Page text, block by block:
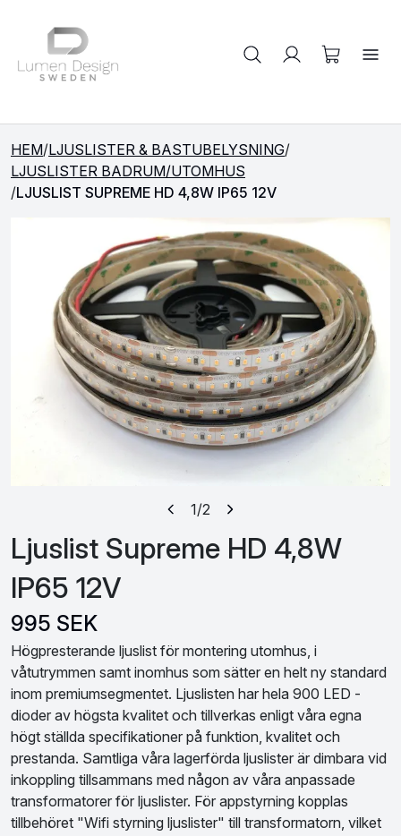
Sök på produkter
HEM/LJUSLISTER & BASTUBELYSNING/
LJUSLISTER BADRUM/UTOMHUS
/LJUSLIST SUPREME HD 4,8W IP65 12V
1/2
Ljuslist Supreme HD 4,8W
IP65 12V
995 SEK
Högpresterande ljuslist för montering utomhus, i
våtutrymmen samt inomhus som sätter en helt ny standard
inom premiumsegmentet. Ljuslisten har hela 900 LED -
dioder av högsta kvalitet och tillverkas enligt våra egna
högt ställda specifikationer på funktion, kvalitet och
prestanda. Samtliga våra lagerförda ljuslister är dimbara vid
inkoppling tillsammans med någon av våra anpassade
transformatorer för ljuslister. För appstyrning kopplas
tillbehöret "Wifi styrning ljuslister" till transformatorn, vilket